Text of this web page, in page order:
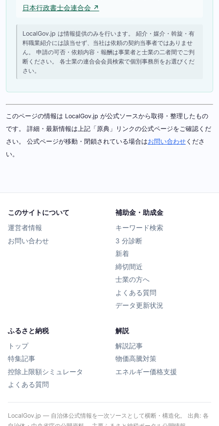
日本行政書士会連合会 ↗
LocalGov.jp は情報提供のみを行います。 紹介・媒介・斡旋・有
料職業紹介には該当せず、当社は依頼の契約当事者ではありませ
ん。 申請の可否・依頼内容・報酬は事業者と士業の二者間でご判
断ください。 各士業の連合会会員検索で個別事務所をお選びくだ
さい。
このページの情報は LocalGov.jp が公式ソースから取得・整理したもの
です。 詳細・最新情報は上記「原典」リンクの公式ページをご確認くだ
さい。 公式ページが移動・閉鎖されている場合はお問い合わせ くださ
い。
このサイトについて
運営者情報
お問い合わせ
補助金・助成金
キーワード検索
3 分診断
新着
締切間近
士業の方へ
よくある質問
データ更新状況
ふるさと納税
トップ
特集記事
控除上限額シミュレータ
よくある質問
解説
解説記事
物価高騰対策
エネルギー価格支援
LocalGov.jp — 自治体公式情報を一次ソースとして横断・構造化。 出典: 各